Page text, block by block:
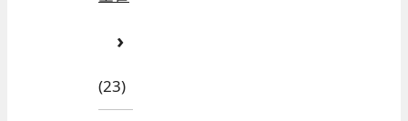
(23)